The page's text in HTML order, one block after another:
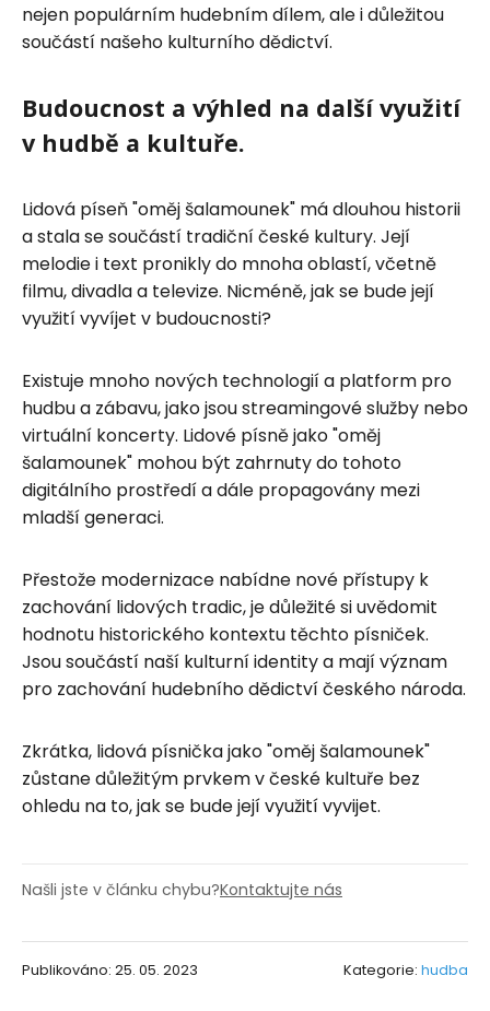
nejen populárním hudebním dílem, ale i důležitou
součástí našeho kulturního dědictví.
Budoucnost a výhled na další využití
v hudbě a kultuře.
Lidová píseň "oměj šalamounek" má dlouhou historii
a stala se součástí tradiční české kultury. Její
melodie i text pronikly do mnoha oblastí, včetně
filmu, divadla a televize. Nicméně, jak se bude její
využití vyvíjet v budoucnosti?
Existuje mnoho nových technologií a platform pro
hudbu a zábavu, jako jsou streamingové služby nebo
virtuální koncerty. Lidové písně jako "oměj
šalamounek" mohou být zahrnuty do tohoto
digitálního prostředí a dále propagovány mezi
mladší generaci.
Přestože modernizace nabídne nové přístupy k
zachování lidových tradic, je důležité si uvědomit
hodnotu historického kontextu těchto písniček.
Jsou součástí naší kulturní identity a mají význam
pro zachování hudebního dědictví českého národa.
Zkrátka, lidová písnička jako "oměj šalamounek"
zůstane důležitým prvkem v české kultuře bez
ohledu na to, jak se bude její využití vyvijet.
Našli jste v článku chybu?Kontaktujte nás
Publikováno: 25. 05. 2023 Kategorie: hudba